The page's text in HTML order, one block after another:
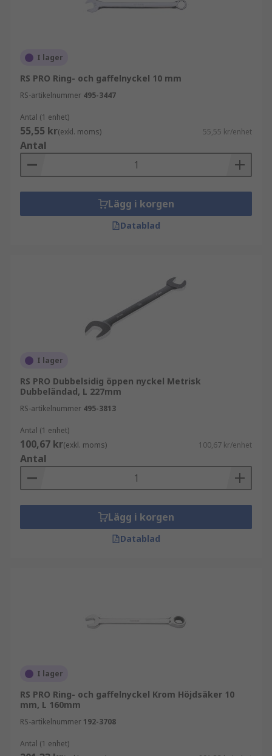
I lager
RS PRO Ring- och gaffelnyckel 10 mm
RS-artikelnummer 495-3447
Antal (1 enhet)
55,55 kr(exkl. moms) 55,55 kr/enhet
Antal
Lägg i korgen
Datablad
I lager
RS PRO Dubbelsidig öppen nyckel Metrisk
Dubbeländad, L 227mm
RS-artikelnummer 495-3813
Antal (1 enhet)
100,67 kr(exkl. moms) 100,67 kr/enhet
Antal
Lägg i korgen
Datablad
I lager
RS PRO Ring- och gaffelnyckel Krom Höjdsäker 10
mm, L 160mm
RS-artikelnummer 192-3708
Antal (1 enhet)